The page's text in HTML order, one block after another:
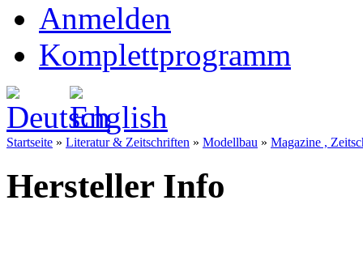
Anmelden
Komplettprogramm
Startseite » Literatur & Zeitschriften » Modellbau » Magazine ,
Hersteller Info